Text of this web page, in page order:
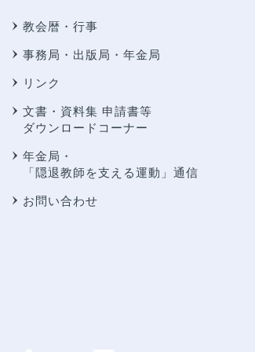
教会暦・行事
事務局・出版局・年金局
リンク
文書・資料集 申請書等
ダウンロードコーナー
年金局・
「隠退教師を支える運動」通信
お問い合わせ